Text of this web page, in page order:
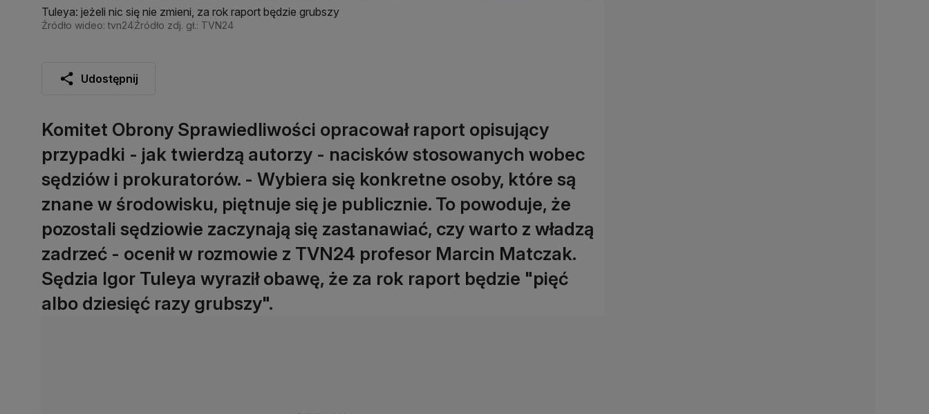
Tuleya: jeżeli nic się nie zmieni, za rok raport będzie grubszy
Źródło wideo: tvn24Źródło zdj. gł.: TVN24
Udostępnij
Komitet Obrony Sprawiedliwości opracował raport opisujący
przypadki - jak twierdzą autorzy - nacisków stosowanych wobec
sędziów i prokuratorów. - Wybiera się konkretne osoby, które są
znane w środowisku, piętnuje się je publicznie. To powoduje, że
pozostali sędziowie zaczynają się zastanawiać, czy warto z władzą
zadrzeć - ocenił w rozmowie z TVN24 profesor Marcin Matczak.
Sędzia Igor Tuleya wyraził obawę, że za rok raport będzie "pięć
albo dziesięć razy grubszy".